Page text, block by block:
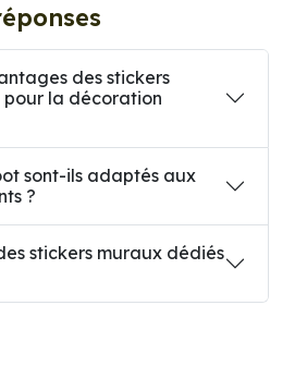
des stickers
pour la décoration
sont-ils adaptés aux
?
stickers muraux dédiés